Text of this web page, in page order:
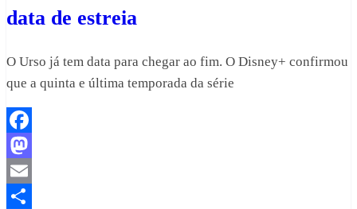
data de estreia
O Urso já tem data para chegar ao fim. O Disney+ confirmou
que a quinta e última temporada da série
Facebook
Mastodon
Email